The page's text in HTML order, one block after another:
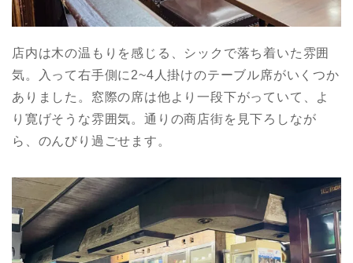
店内は木の温もりを感じる、シックで落ち着いた雰囲
気。入って右手側に2~4人掛けのテーブル席がいくつか
ありました。窓際の席は他より一段下がっていて、よ
り寛げそうな雰囲気。通りの商店街を見下ろしなが
ら、のんびり過ごせます。